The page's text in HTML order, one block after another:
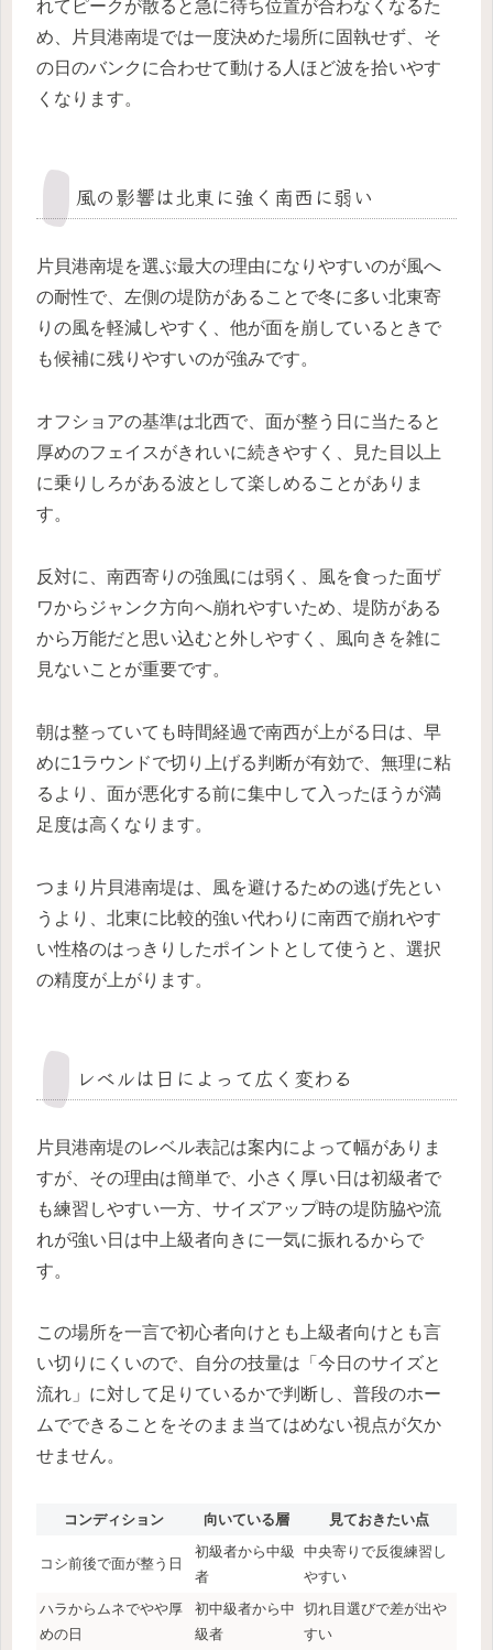
れてピークが散ると急に待ち位置が合わなくなるた
め、片貝港南堤では一度決めた場所に固執せず、そ
の日のバンクに合わせて動ける人ほど波を拾いやす
くなります。
風の影響は北東に強く南西に弱い
片貝港南堤を選ぶ最大の理由になりやすいのが風へ
の耐性で、左側の堤防があることで冬に多い北東寄
りの風を軽減しやすく、他が面を崩しているときで
も候補に残りやすいのが強みです。
オフショアの基準は北西で、面が整う日に当たると
厚めのフェイスがきれいに続きやすく、見た目以上
に乗りしろがある波として楽しめることがありま
す。
反対に、南西寄りの強風には弱く、風を食った面ザ
ワからジャンク方向へ崩れやすいため、堤防がある
から万能だと思い込むと外しやすく、風向きを雑に
見ないことが重要です。
朝は整っていても時間経過で南西が上がる日は、早
めに1ラウンドで切り上げる判断が有効で、無理に粘
るより、面が悪化する前に集中して入ったほうが満
足度は高くなります。
つまり片貝港南堤は、風を避けるための逃げ先とい
うより、北東に比較的強い代わりに南西で崩れやす
い性格のはっきりしたポイントとして使うと、選択
の精度が上がります。
レベルは日によって広く変わる
片貝港南堤のレベル表記は案内によって幅がありま
すが、その理由は簡単で、小さく厚い日は初級者で
も練習しやすい一方、サイズアップ時の堤防脇や流
れが強い日は中上級者向きに一気に振れるからで
す。
この場所を一言で初心者向けとも上級者向けとも言
い切りにくいので、自分の技量は「今日のサイズと
流れ」に対して足りているかで判断し、普段のホー
ムでできることをそのまま当てはめない視点が欠か
せません。
コンディション 向いている層 見ておきたい点
コシ前後で面が整う日
初級者から中級
者
中央寄りで反復練習し
やすい
ハラからムネでやや厚
めの日
初中級者から中
級者
切れ目選びで差が出や
すい